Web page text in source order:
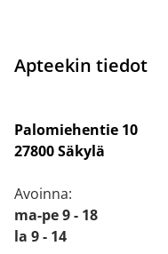
Apteekin tiedot
Palomiehentie 10
27800 Säkylä
Avoinna:
ma-pe 9 - 18
la 9 - 14